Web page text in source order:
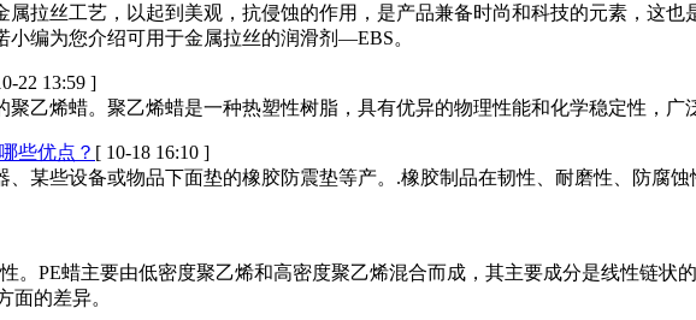
拉丝工艺，以起到美观，抗侵蚀的作用，是产品兼备时尚和科技的元素，这也
编为您介绍可用于金属拉丝的润滑剂—EBS。
22 13:59 ]
乙烯蜡。聚乙烯蜡是一种热塑性树脂，具有优异的物理性能和化学稳定性，广
些优点？ [ 10-18 16:10 ]
某些设备或物品下面垫的橡胶防震垫等产。.橡胶制品在韧性、耐磨性、防腐
。PE蜡主要由低密度聚乙烯和高密度聚乙烯混合而成，其主要成分是线性链状
面的差异。